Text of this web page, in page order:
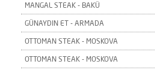
MANGAL STEAK - BAKÜ
GÜNAYDIN ET - ARMADA
OTTOMAN STEAK - MOSKOVA
OTTOMAN STEAK - MOSKOVA